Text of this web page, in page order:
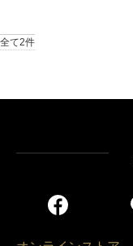
全て2件